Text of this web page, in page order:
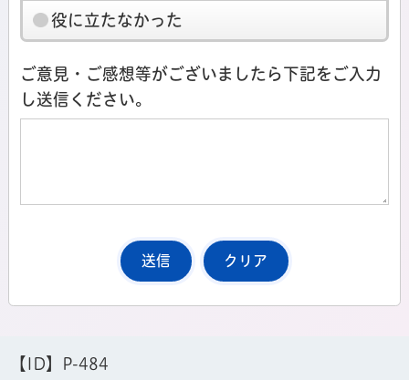
役に立たなかった
ご意見・ご感想等がございましたら下記をご入力
し送信ください。
【ID】
P-484